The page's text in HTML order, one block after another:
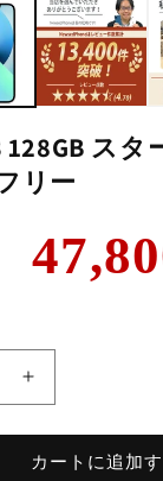
スタ
リー
常
iPhone13
128GB
ス
タ
カートに追加